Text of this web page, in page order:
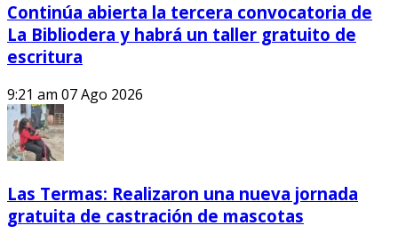
Continúa abierta la tercera convocatoria de
La Bibliodera y habrá un taller gratuito de
escritura
9:21 am 07 Ago 2026
Las Termas: Realizaron una nueva jornada
gratuita de castración de mascotas